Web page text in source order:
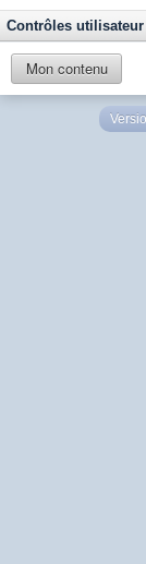
Contrôles utilisateur
Mon contenu